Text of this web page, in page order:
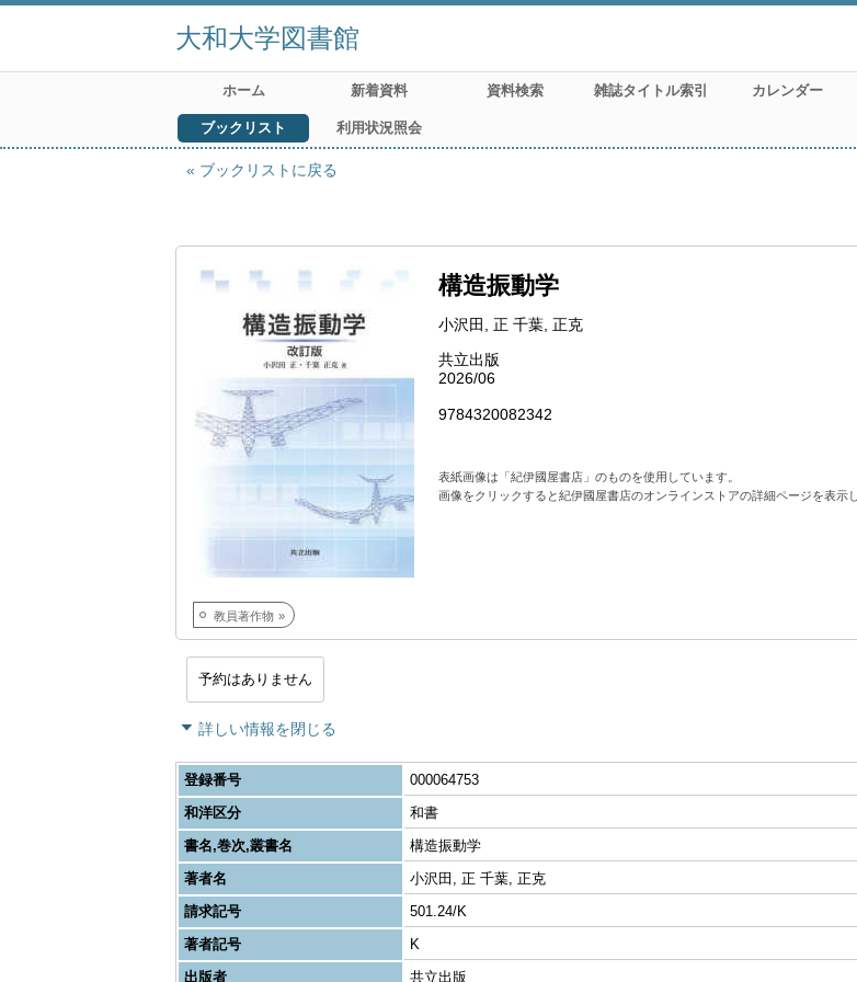
大和大学図書館
ホーム 新着資料 資料検索 雑誌タイトル索引 カレンダー
ブックリスト 利用状況照会
ブックリストに戻る
構造振動学
小沢田, 正 千葉, 正克
共立出版
2026/06
9784320082342
表紙画像は「紀伊國屋書店」のものを使用しています。
画像をクリックすると紀伊國屋書店のオンラインストアの詳細ページを表示し
教員著作物
予約はありません
詳しい情報を閉じる
登録番号
000064753
和洋区分
和書
書名,巻次,叢書名
構造振動学
著者名
小沢田, 正 千葉, 正克
請求記号
501.24/K
著者記号
K
出版者
共立出版